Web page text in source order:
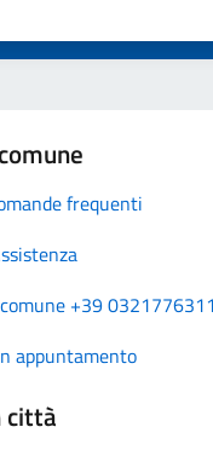
frequenti
+39 0321776311
appuntamento
città